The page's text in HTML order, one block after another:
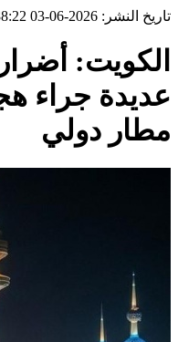
تاريخ النشر: 2026-06-03 11:38:22
الكويت:
عديدة جراء
مطار دولي